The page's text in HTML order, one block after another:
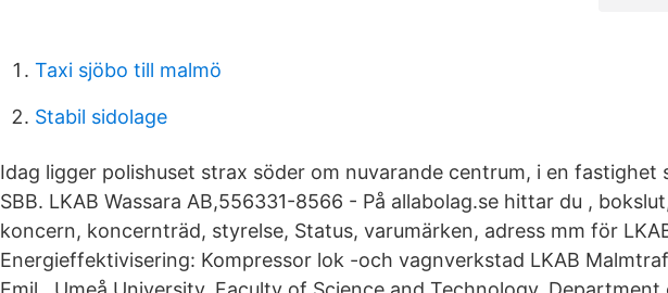
Taxi sjöbo till malmö
Stabil sidolage
Idag ligger polishuset strax söder om nuvarande centrum, i en fastighet
SBB. LKAB Wassara AB,556331-8566 - På allabolag.se hittar du ,
koncern, koncernträd, styrelse, Status, varumärken, adress mm för
Energieffektivisering: Kompressor lok -och vagnverkstad LKAB